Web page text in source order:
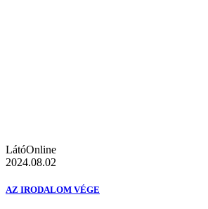
LátóOnline
2024.08.02
AZ IRODALOM VÉGE